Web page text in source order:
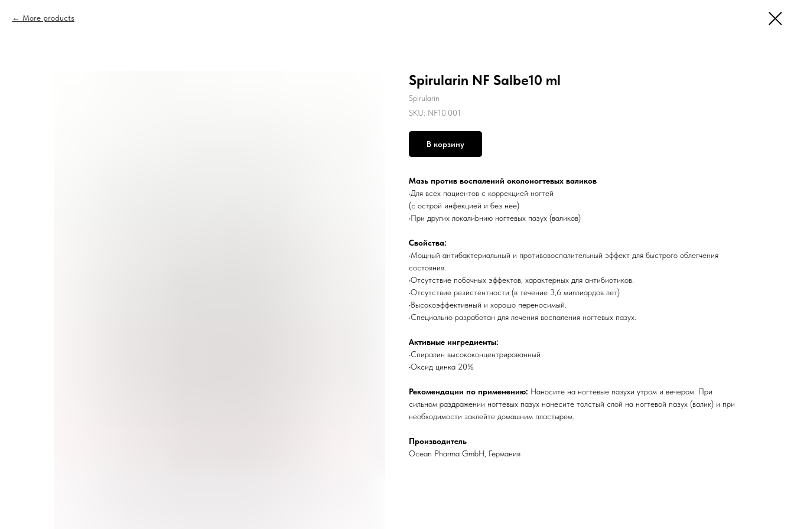
More products
Spirularin NF Salbe10 ml
Spirularin
SKU: NF10.001
В корзину
Мазь против воспалений околоногтевых валиков
•Для всех пациентов с коррекцией ногтей
(с острой инфекцией и без нее)
•При других локалиbнию ногтевых пазух (валиков)
Свойства:
•Мощный антибактериальный и противовоспалительный эффект для быстрого облегчения
состояния.
•Отсутствие побочных эффектов, характерных для антибиотиков.
•Отсутствие резистентности (в течение 3,6 миллиардов лет)
•Высокоэффективный и хорошо переносимый.
•Специально разработан для лечения воспаления ногтевых пазух.
Активные ингредиенты:
•Спиралин высококонцентрированный
•Оксид цинка 20%
Рекомендации по применению: Наносите на ногтевые пазухи утром и вечером. При
сильном раздражении ногтевых пазух нанесите толстый слой на ногтевой пазух (валик) и при
необходимости заклейте домашним пластырем.
Производитель
Ocean Pharma GmbH, Германия